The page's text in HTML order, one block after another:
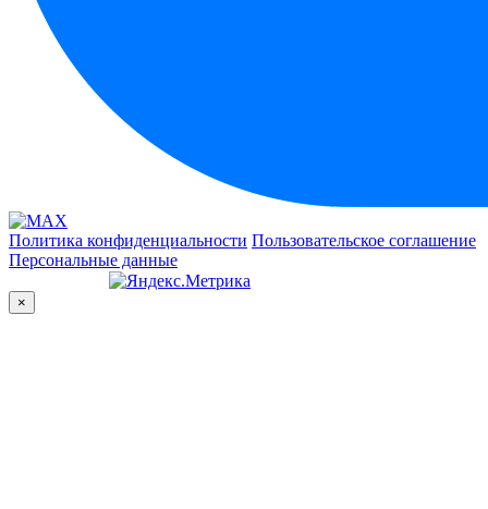
Политика конфиденциальности Пользовательское соглашение
Персональные данные
×